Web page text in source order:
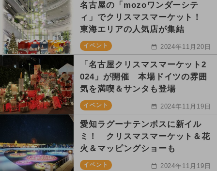
名古屋の「mozoワンダーシテ
ィ」でクリスマスマーケット！
東海エリアの人気店が集結
イベント 2024年11月20日
「名古屋クリスマスマーケット2
024」が開催 本場ドイツの雰囲
気を満喫＆サンタも登場
イベント 2024年11月19日
愛知ラグーナテンボスに新イル
ミ！ クリスマスマーケット＆花
火＆マッピングショーも
イベント 2024年11月19日